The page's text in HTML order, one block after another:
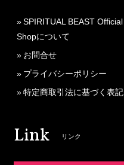
SPIRITUAL BEAST Official
Shopについて
お問合せ
プライバシーポリシー
特定商取引法に基づく表記
Link リンク